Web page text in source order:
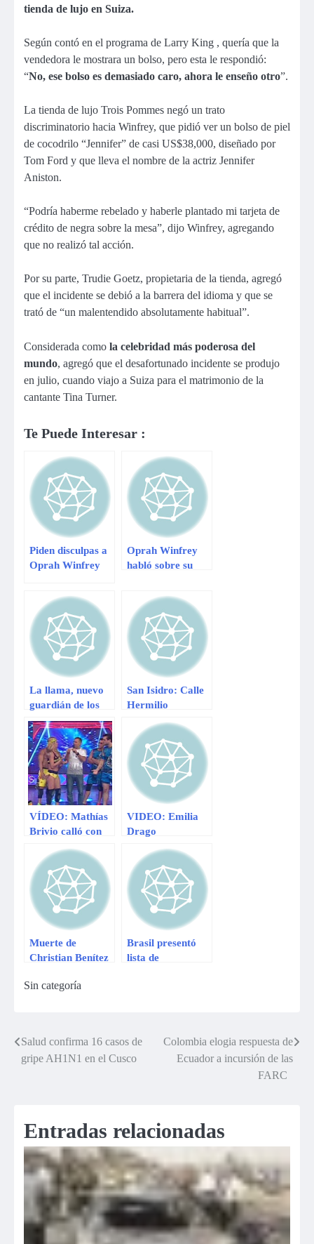
tienda de lujo en Suiza.
Según contó en el programa de Larry King , quería que la
vendedora le mostrara un bolso, pero esta le respondió:
“No, ese bolso es demasiado caro, ahora le enseño otro”.
La tienda de lujo Trois Pommes negó un trato
discriminatorio hacia Winfrey, que pidió ver un bolso de piel
de cocodrilo “Jennifer” de casi US$38,000, diseñado por
Tom Ford y que lleva el nombre de la actriz Jennifer
Aniston.
“Podría haberme rebelado y haberle plantado mi tarjeta de
crédito de negra sobre la mesa”, dijo Winfrey, agregando
que no realizó tal acción.
Por su parte, Trudie Goetz, propietaria de la tienda, agregó
que el incidente se debió a la barrera del idioma y que se
trató de “un malentendido absolutamente habitual”.
Considerada como la celebridad más poderosa del
mundo, agregó que el desafortunado incidente se produjo
en julio, cuando viajo a Suiza para el matrimonio de la
cantante Tina Turner.
Te Puede Interesar :
Piden disculpas a
Oprah Winfrey
racista en Suiza
Oprah Winfrey
habló sobre su
entrevista con
Lindsay Lohan
La llama, nuevo
guardián de los
rebaños de ovejas
en las montañas
de Suiza
San Isidro: Calle
Hermilio
de doble sentido
VÍDEO: Mathías
Brivio calló con
Rojas por hablar
sin sentido
VIDEO: Emilia
Drago
Carlos Cacho fue
totalmente racista
y me sentí
discriminada”
Muerte de
Christian Benítez
evitado, según
Brasil presentó
lista de
Sin categoría
Navegación
de
Salud confirma 16 casos de
gripe AH1N1 en el Cusco
Colombia elogia respuesta de
Ecuador a incursión de las
FARC
Entradas relacionadas